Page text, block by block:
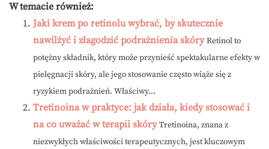
W temacie również:
Jaki krem po retinolu wybrać, by skutecznie
nawilżyć i złagodzić podrażnienia skóry Retinol to
potężny składnik, który może przynieść spektakularne efekty w
pielęgnacji skóry, ale jego stosowanie często wiąże się z
ryzykiem podrażnień. Właściwy...
Tretinoina w praktyce: jak działa, kiedy stosować i
na co uważać w terapii skóry Tretinoina, znana z
niezwykłych właściwości terapeutycznych, jest kluczowym